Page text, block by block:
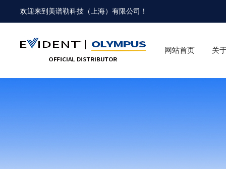
欢迎来到 美谱勒科技（上海）有限公司 ！
网站首页 关